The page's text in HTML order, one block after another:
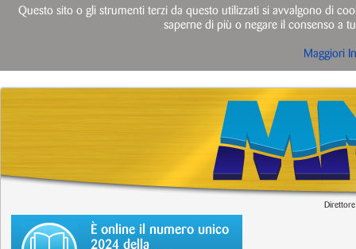
È online il numero unico
2024 della
Questo sito o gli strumenti terzi da questo utilizzati si avvalgono di
saperne di più o negare il consenso a
Maggiori